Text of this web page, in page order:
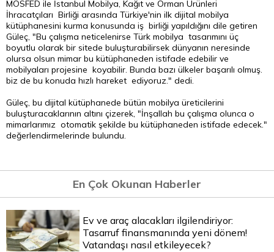
MOSFED ile İstanbul Mobilya, Kağıt ve Orman Ürünleri
İhracatçıları Birliği arasında Türkiye'nin ilk dijital mobilya
kütüphanesini kurma konusunda iş birliği yapıldığını dile getiren
Güleç, "Bu çalışma neticelenirse Türk mobilya tasarımını üç
boyutlu olarak bir sitede buluşturabilirsek dünyanın neresinde
olursa olsun mimar bu kütüphaneden istifade edebilir ve
mobilyaları projesine koyabilir. Bunda bazı ülkeler başarılı olmuş.
biz de bu konuda hızlı hareket ediyoruz." dedi.
Güleç, bu dijital kütüphanede bütün mobilya üreticilerini
buluşturacaklarının altını çizerek, "İnşallah bu çalışma olunca o
mimarlarımız otomatik şekilde bu kütüphaneden istifade edecek."
değerlendirmelerinde bulundu.
En Çok Okunan Haberler
Ev ve araç alacakları ilgilendiriyor:
Tasarruf finansmanında yeni dönem!
Vatandaşı nasıl etkileyecek?